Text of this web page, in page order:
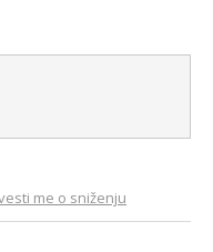
me o sniženju